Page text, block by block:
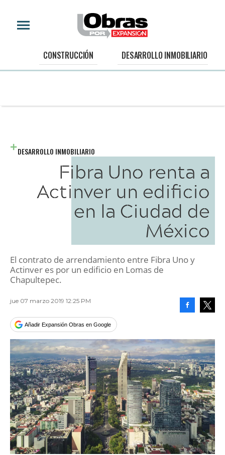
CONSTRUCCIÓN DESARROLLO INMOBILIARIO
DESARROLLO INMOBILIARIO
Fibra Uno renta a
Actinver un edificio
en la Ciudad de
México
El contrato de arrendamiento entre Fibra Uno y
Actinver es por un edificio en Lomas de
Chapultepec.
jue 07 marzo 2019 12:25 PM
Añadir Expansión Obras en Google